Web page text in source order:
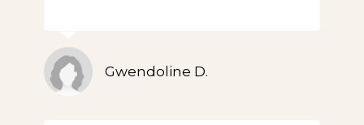
Gwendoline D.